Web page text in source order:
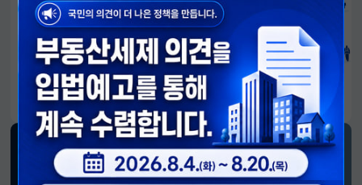
알림판
국민이 만든 대전환의 길-회복과 도약, 모두의 1년
재정경제부 SNS 소식